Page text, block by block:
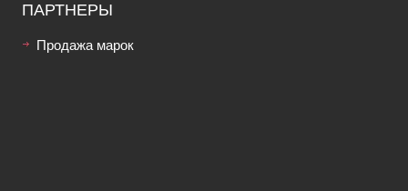
ПАРТНЕРЫ
Продажа марок